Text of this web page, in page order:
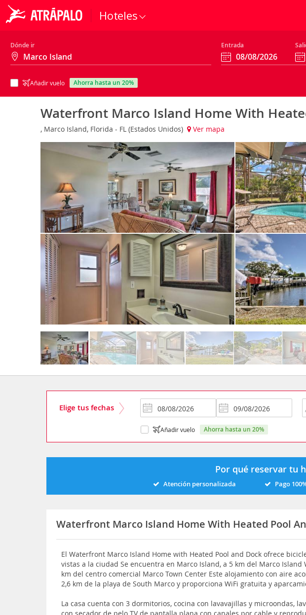
Hoteles
Dónde ir Entrada
Añadir vuelo ahorra hasta un 20%
Waterfront Marco Island Home With
, Marco Island, Florida - FL (Estados Unidos) Ver mapa
Elige tus fechas
Añadir vuelo ahorra hasta un 20%
Por qué reservar tu
Atención personalizada Pago
Waterfront Marco Island Home With Heated Pool
El Waterfront Marco Island Home with Heated Pool and Dock ofrece
vistas a la ciudad Se encuentra en Marco Island, a 5 km del Marco Island
km del centro comercial Marco Town Center Este alojamiento con aire
2,6 km de la playa de South Marco y proporciona WiFi gratuita y
La casa cuenta con 3 dormitorios, cocina con lavavajillas y microondas,